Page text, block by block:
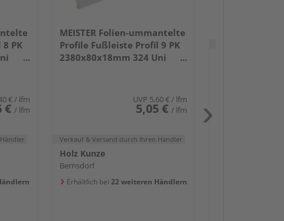
PK
€ / lfm
€ / lfm
MEISTER Folien-ummantelte
Profile Fußleiste Profil 9 PK
2380x80x18mm 324 Uni
UVP 5,60 € / lfm
5,05 € / lfm
Verkauf & Versand durch Ihren Händler
Holz Kunze
Bernsdorf
Erhältlich bei 22 weiteren Händlern